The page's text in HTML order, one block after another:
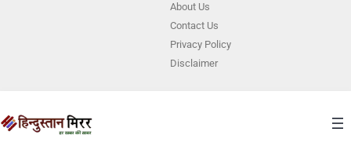
About Us
ContactUs
Privacy Policy
Disclaimer